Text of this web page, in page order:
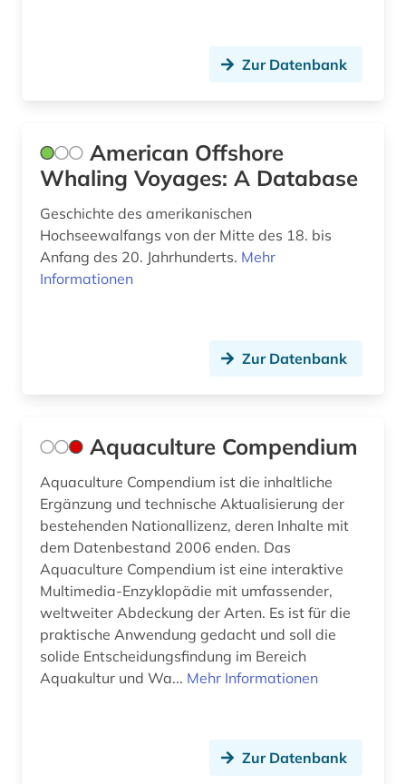
foraminiferen (1)
forschung (1)
forschungsdaten (3)
forschungsdatenmanagement (1)
forstwissenschaft (1)
fossil (1)
fotografie (1)
fotosammlung (1)
fundstätte (1)
funktechnik (1)
Zur Datenbank
American Offshore
Whaling Voyages: A Database
Geschichte des amerikanischen
Hochseewalfangs von der Mitte des 18. bis
Anfang des 20. Jahrhunderts. Mehr
Informationen
Zur Datenbank
Aquaculture Compendium
Aquaculture Compendium ist die inhaltliche
Ergänzung und technische Aktualisierung der
bestehenden Nationallizenz, deren Inhalte mit
dem Datenbestand 2006 enden. Das
Aquaculture Compendium ist eine interaktive
Multimedia-Enzyklopädie mit umfassender,
weltweiter Abdeckung der Arten. Es ist für die
praktische Anwendung gedacht und soll die
solide Entscheidungsfindung im Bereich
Aquakultur und Wa... Mehr Informationen
Zur Datenbank